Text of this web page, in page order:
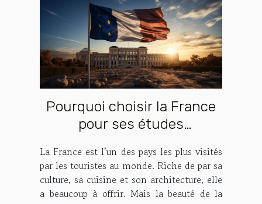
Pourquoi choisir la France
pour ses études
La France est l’un des pays les plus visités
par les touristes au monde. Riche de par sa
culture, sa cuisine et son architecture, elle
a beaucoup à offrir. Mais la beauté de la